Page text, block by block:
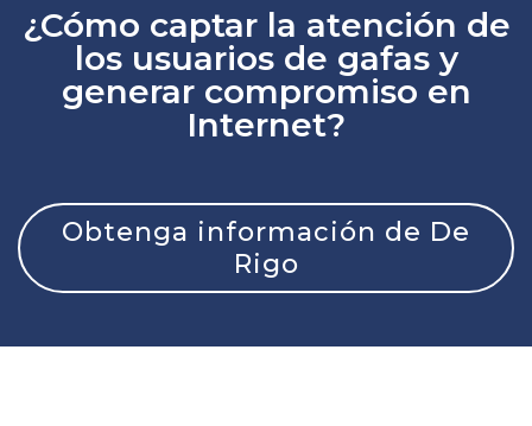
¿Cómo captar la atención de
los usuarios de gafas y
generar compromiso en
Internet?
Obtenga información de De
Rigo